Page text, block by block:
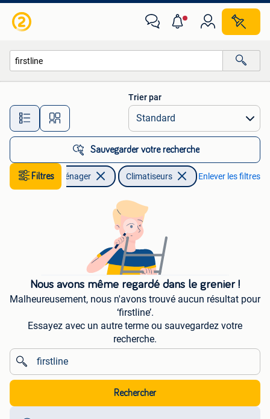
Toutes les distances…
Trier par
Sauvegarder votre recherche
Filtres
Electroménager Climatiseurs Enlever les filtres
Nous avons même regardé dans le grenier !
Malheureusement, nous n'avons trouvé aucun résultat pour
‘firstline’.
Essayez avec un autre terme ou sauvegardez votre
recherche.
Rechercher